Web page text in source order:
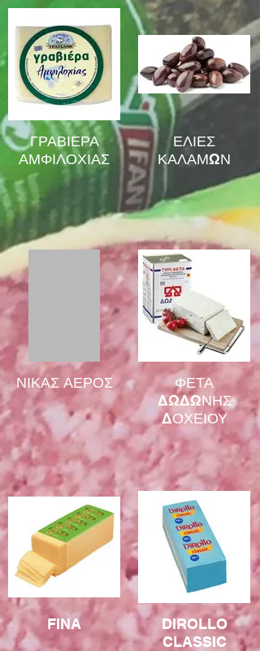
ΓΡΑΒΙΕΡΑ
ΑΜΦΙΛΟΧΙΑΣ
ΕΛΙΕΣ
ΚΑΛΑΜΩΝ
ΝΙΚΑΣ ΑΕΡΟΣ
ΦΕΤΑ
ΔΩΔΩΝΗΣ
ΔΟΧΕΙΟΥ
FINA
DIROLLO
CLASSIC